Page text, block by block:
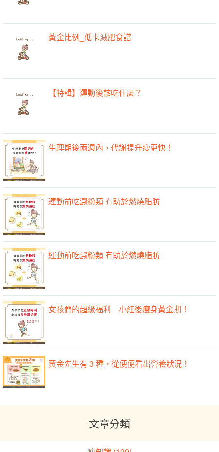
黃金比例_低卡減肥食譜
【特輯】運動後該吃什麼？
生理期後兩週內，代謝提升瘦更快！
運動前吃澱粉類 有助於燃燒脂肪
運動前吃澱粉類 有助於燃燒脂肪
女孩們的超級福利 小紅後瘦身黃金期！
黃金先生有 3 種，從便便看出營養狀況！
文章分類